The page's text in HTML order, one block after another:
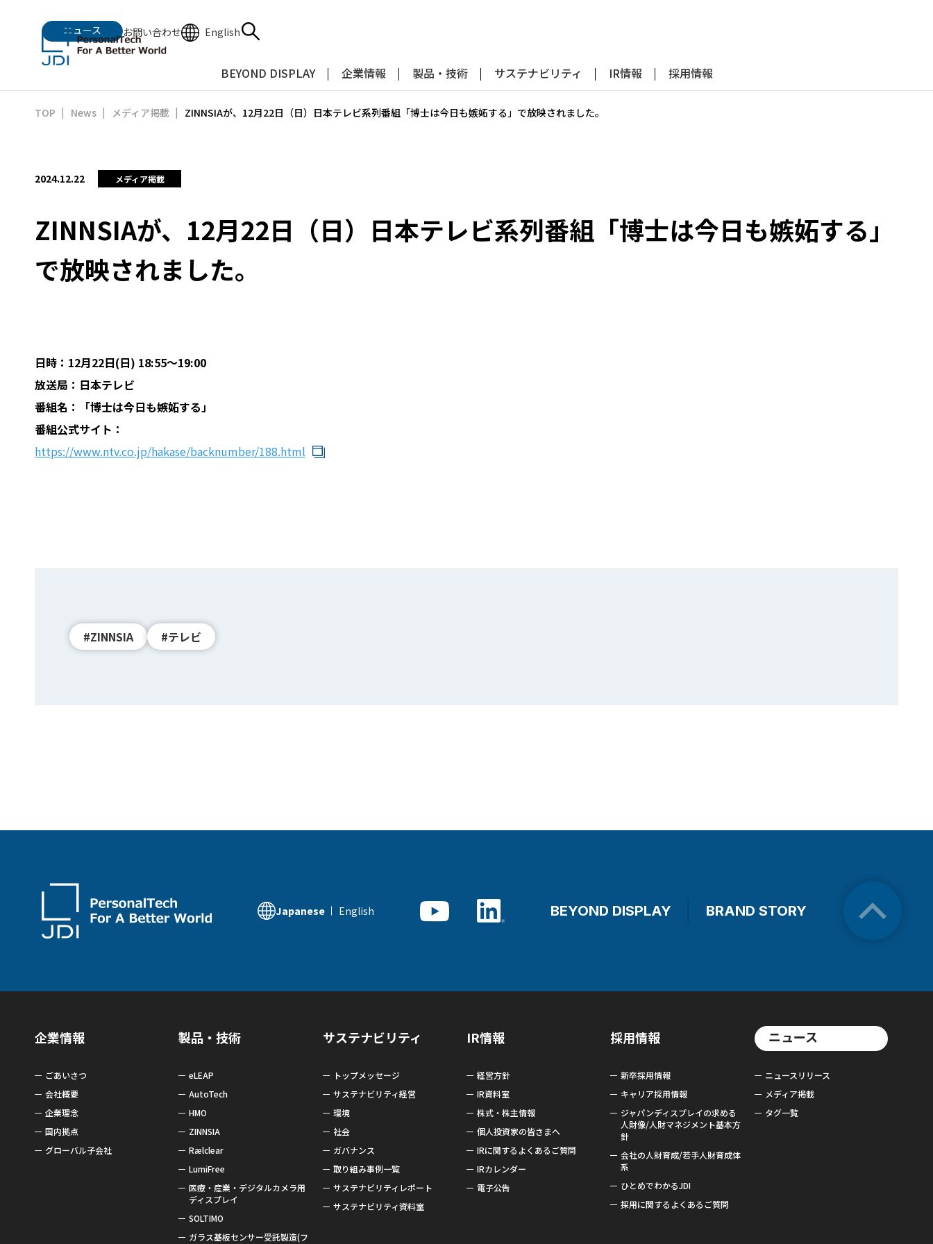
ニュース お問い合わせ English
BEYOND DISPLAY 企業情報 製品・技術 サステナビリティ IR情報 採用情報
TOP News メディア掲載 ZINNSIAが、12月22日（日）日本テレビ系列番組「博士は今日も嫉妬する」で放映されました。
2024.12.22 メディア掲載
ZINNSIAが、12月22日（日）日本テレビ系列番組「博士は今日も嫉妬する」
で放映されました。
日時：12月22日(日) 18:55～19:00
放送局：日本テレビ
番組名：「博士は今日も嫉妬する」
番組公式サイト：
https://www.ntv.co.jp/hakase/backnumber/188.html
#ZINNSIA #テレビ
Japanese English BEYOND DISPLAY BRAND STORY
企業情報
ごあいさつ
会社概要
企業理念
国内拠点
グローバル子会社
製品・技術
eLEAP
AutoTech
HMO
ZINNSIA
Rælclear
LumiFree
医療・産業・デジタルカメラ用
ディスプレイ
SOLTIMO
ガラス基板センサー受託製造(フ
サステナビリティ
トップメッセージ
サステナビリティ経営
環境
社会
ガバナンス
取り組み事例一覧
サステナビリティレポート
サステナビリティ資料室
IR情報
経営方針
IR資料室
株式・株主情報
個人投資家の皆さまへ
IRに関するよくあるご質問
IRカレンダー
電子公告
採用情報
新卒採用情報
キャリア採用情報
ジャパンディスプレイの求める
人財像/人財マネジメント基本方
針
会社の人財育成/若手人財育成体
系
ひとめでわかるJDI
採用に関するよくあるご質問
ニュース
ニュースリリース
メディア掲載
タグ一覧